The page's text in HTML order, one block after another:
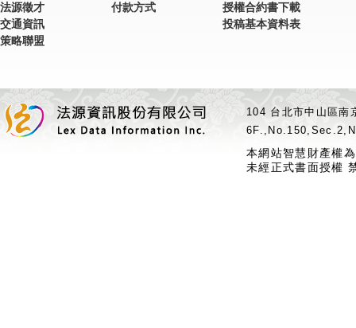
法源徵才
交通資訊
策略聯盟
付款方式
授權合約書下載
投稿基本資料表
104 台北市中山區
本網站智慧財產權
未經正式書面授權